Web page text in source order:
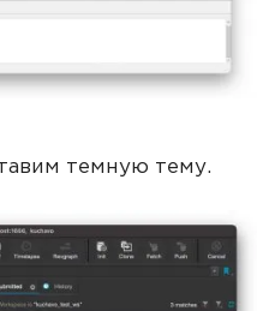
темную тему.